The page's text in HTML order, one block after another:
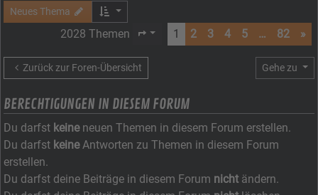
Neues Thema
2028 Themen Seite von82
1 2 3 4 5 … 82 »
Zurück zur Foren-Übersicht Gehe zu
BERECHTIGUNGEN IN DIESEM FORUM
Du darfst keineneuen Themen in diesem Forum erstellen.
Du darfst keineAntworten zu Themen in diesem Forum
erstellen.
Du darfst deine Beiträge in diesem Forum nicht ändern.